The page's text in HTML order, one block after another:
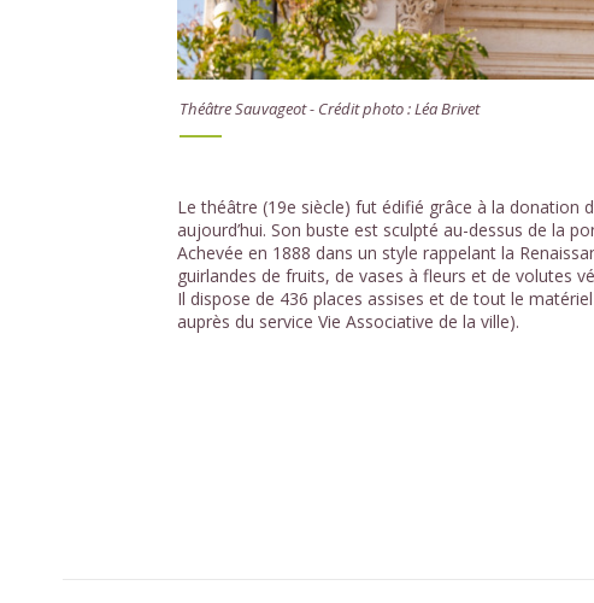
Théâtre Sauvageot - Crédit photo : Léa Brivet
Le théâtre (19e siècle) fut édifié grâce à la
aujourd’hui. Son buste est sculpté au-dessus de la
Achevée en 1888 dans un style rappelant la
guirlandes de fruits, de vases à fleurs et de volutes
Il dispose de 436 places assises et de tout le
auprès du service Vie Associative de la ville).